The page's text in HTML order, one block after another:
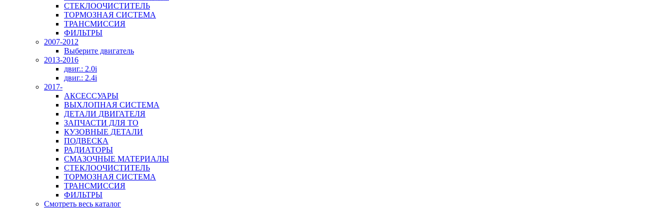
СТЕКЛООЧИСТИТЕЛЬ
ТОРМОЗНАЯ СИСТЕМА
ТРАНСМИССИЯ
ФИЛЬТРЫ
2007-2012
Выберите двигатель
2013-2016
двиг.: 2.0i
двиг.: 2.4i
2017-
АКСЕССУАРЫ
ВЫХЛОПНАЯ СИСТЕМА
ДЕТАЛИ ДВИГАТЕЛЯ
ЗАПЧАСТИ ДЛЯ ТО
КУЗОВНЫЕ ДЕТАЛИ
ПОДВЕСКА
РАДИАТОРЫ
СМАЗОЧНЫЕ МАТЕРИАЛЫ
СТЕКЛООЧИСТИТЕЛЬ
ТОРМОЗНАЯ СИСТЕМА
ТРАНСМИССИЯ
ФИЛЬТРЫ
Смотреть весь каталог